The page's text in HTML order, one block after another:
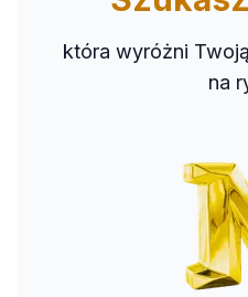
która wyróżni
na